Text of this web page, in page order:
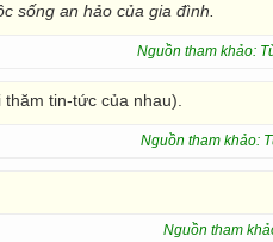
sống an hảo của gia đình.
Nguồn tham khảo:
tin-tức của nhau).
Nguồn tham khảo:
Nguồn tham